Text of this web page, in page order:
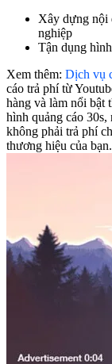
Xây dựng nội
nghiệp
Tận dụng
Xem thêm: Dịch vụ
cáo trả phí từ
hàng và làm nổi bật
hình quảng cáo
không phải trả phí
thương hiệu của bạn.